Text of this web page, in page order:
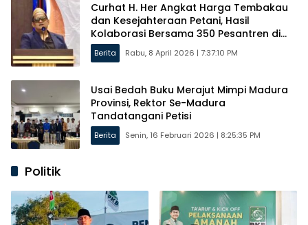
Curhat H. Her Angkat Harga Tembakau
dan Kesejahteraan Petani, Hasil
Kolaborasi Bersama 350 Pesantren di
Madura
Berita Rabu, 8 April 2026 | 7:37:10 PM
Usai Bedah Buku Merajut Mimpi Madura
Provinsi, Rektor Se-Madura
Tandatangani Petisi
Berita Senin, 16 Februari 2026 | 8:25:35 PM
Politik